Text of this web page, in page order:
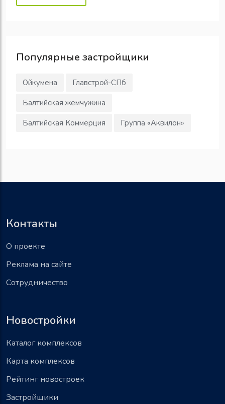
Популярные застройщики
Ойкумена
Главстрой-СПб
Балтийская жемчужина
Балтийская Коммерция
Группа «Аквилон»
Контакты
О проекте
Реклама на сайте
Сотрудничество
Новостройки
Каталог комплексов
Карта комплексов
Рейтинг новостроек
Застройщики